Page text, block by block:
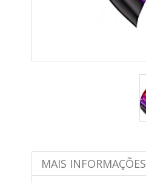
MAIS INFORMAÇÕES